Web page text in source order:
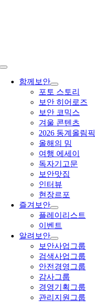
Toggle
Navigation함께보안
포토 스토리
보안 히어로즈
보안 코믹스
겨울 콘텐츠
2026 동계올림픽
올해의 밈
여행 에세이
독자기고문
보안맛집
인터뷰
현장르포
즐겨보안
플레이리스트
이벤트
알려보안
보안사업그룹
검색사업그룹
안전경영그룹
감사그룹
경영기획그룹
관리지원그룹